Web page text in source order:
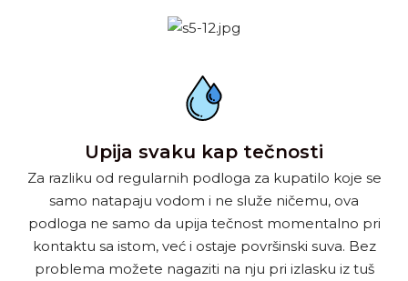
Upija svaku kap tečnosti
Za razliku od regularnih podloga za kupatilo koje se
samo natapaju vodom i ne služe ničemu, ova
podloga ne samo da upija tečnost momentalno pri
kontaktu sa istom, već i ostaje površinski suva. Bez
problema možete nagaziti na nju pri izlasku iz tuš